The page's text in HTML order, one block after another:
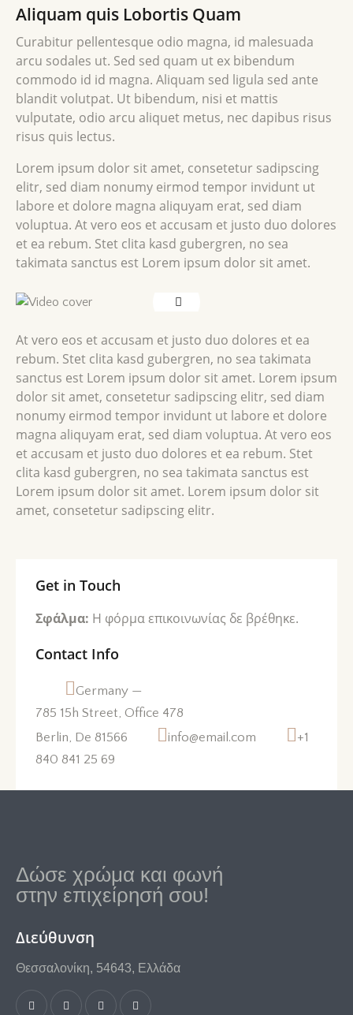
Aliquam quis Lobortis Quam
Curabitur pellentesque odio magna, id malesuada
arcu sodales ut. Sed sed quam ut ex bibendum
commodo id id magna. Aliquam sed ligula sed ante
blandit volutpat. Ut bibendum, nisi et mattis
vulputate, odio arcu aliquet metus, nec dapibus risus
risus quis lectus.
Lorem ipsum dolor sit amet, consetetur sadipscing
elitr, sed diam nonumy eirmod tempor invidunt ut
labore et dolore magna aliquyam erat, sed diam
voluptua. At vero eos et accusam et justo duo dolores
et ea rebum. Stet clita kasd gubergren, no sea
takimata sanctus est Lorem ipsum dolor sit amet.
At vero eos et accusam et justo duo dolores et ea
rebum. Stet clita kasd gubergren, no sea takimata
sanctus est Lorem ipsum dolor sit amet. Lorem ipsum
dolor sit amet, consetetur sadipscing elitr, sed diam
nonumy eirmod tempor invidunt ut labore et dolore
magna aliquyam erat, sed diam voluptua. At vero eos
et accusam et justo duo dolores et ea rebum. Stet
clita kasd gubergren, no sea takimata sanctus est
Lorem ipsum dolor sit amet. Lorem ipsum dolor sit
amet, consetetur sadipscing elitr.
Get in Touch
Σφάλμα: Η φόρμα επικοινωνίας δε βρέθηκε.
Contact Info
Germany —
785 15h Street, Office 478
Berlin, De 81566
info@email.com
+1
840 841 25 69
Δώσε χρώμα και φωνή
στην επιχείρησή σου!
Διεύθυνση
Θεσσαλονίκη, 54643, Ελλάδα